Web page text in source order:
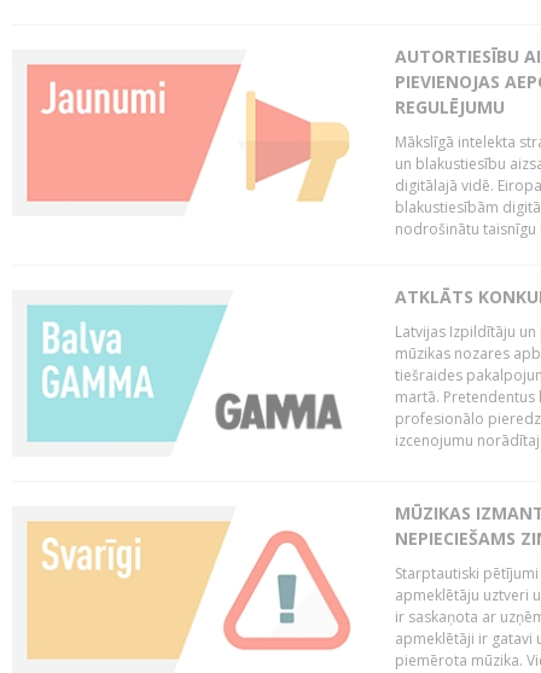
AUTORTIESĪBU
PIEVIENOJAS
REGULĒJUMU
Mākslīgā intelekta
un blakustiesību
digitālajā vidē.
blakustiesībām
nodrošinātu taisnīgu
ATKLĀTS
Latvijas Izpildītāju
mūzikas nozares
tiešraides
martā. Pretendentus
profesionālo
izcenojumu
MŪZIKAS
NEPIECIEŠAMS
Starptautiski
apmeklētāju uztveri
ir saskaņota ar
apmeklētāji ir gatavi
piemērota mūzika.